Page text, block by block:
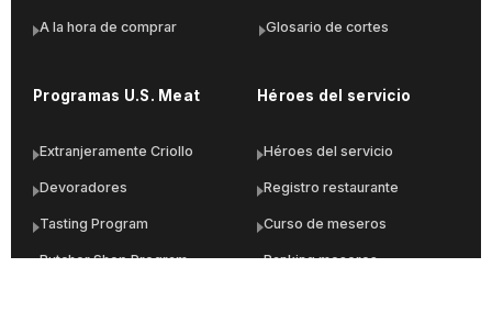
A la hora de comprar Glosario de cortes
Programas U.S. Meat
Extranjeramente Criollo
Devoradores
Tasting Program
Butcher Shop Program
Héroes del servicio
Héroes del servicio
Registro restaurante
Curso de meseros
Ranking meseros